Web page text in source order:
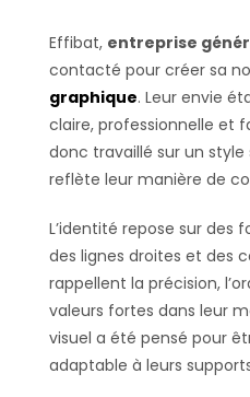
Effibat, entreprise
contacté pour créer sa
graphique. Leur envie
claire, professionnelle et
donc travaillé sur un style
reflète leur manière de
L’identité repose sur des
des lignes droites et des
rappellent la précision,
valeurs fortes dans leur
visuel a été pensé pour
adaptable à leurs